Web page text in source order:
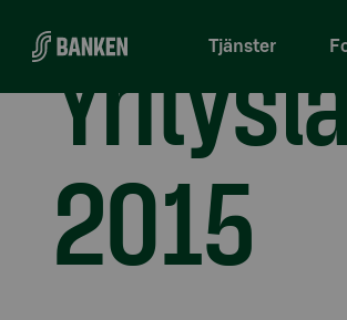
Tjänster
2015